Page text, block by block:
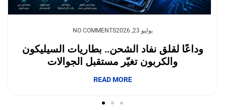
يوليو 23, 2026 NO COMMENTS
وداعًا لقلق نفاد الشحن.. بطاريات السيليكون
والكربون تغيّر مستقبل الجوالات
READ MORE
إبداع فور يو